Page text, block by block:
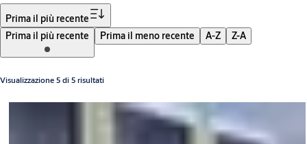
Prima il più recente
Prima il più recente
Prima il meno recente A-Z Z-A
Visualizzazione 5 di 5 risultati